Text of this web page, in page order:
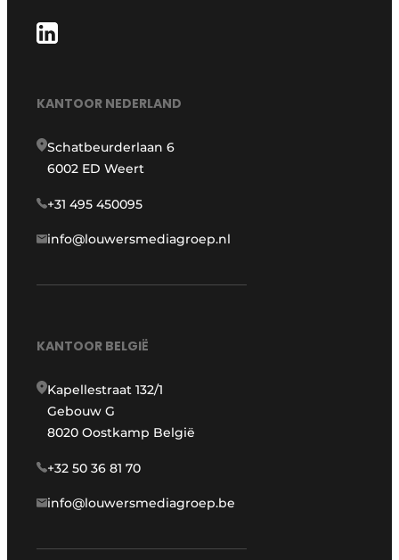
KANTOOR NEDERLAND
Schatbeurderlaan 6
6002 ED Weert
+31 495 450095
info@louwersmediagroep.nl
KANTOOR BELGIË
Kapellestraat 132/1
Gebouw G
8020 Oostkamp België
+32 50 36 81 70
info@louwersmediagroep.be